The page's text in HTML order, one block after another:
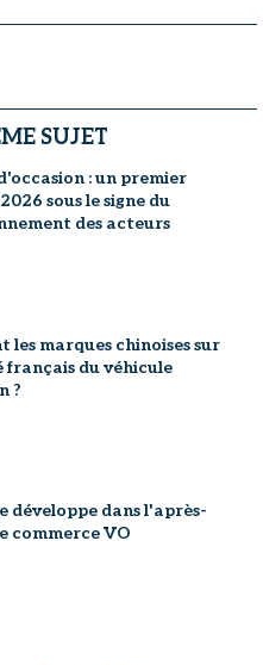
SUJET
: un premier
sous le signe du
des acteurs
les marques chinoises sur
français du véhicule
?
développe dans l'après-
commerce VO